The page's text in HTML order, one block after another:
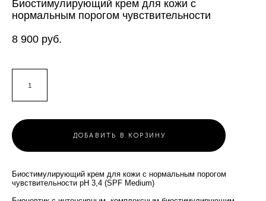
Биостимулирующий крем для кожи с
нормальным порогом чувствительности
8 900 pуб.
ДОБАВИТЬ В КОРЗИНУ
Биостимулирующий крем для кожи с нормальным порогом
чувствительности рН 3,4 (SPF Medium)